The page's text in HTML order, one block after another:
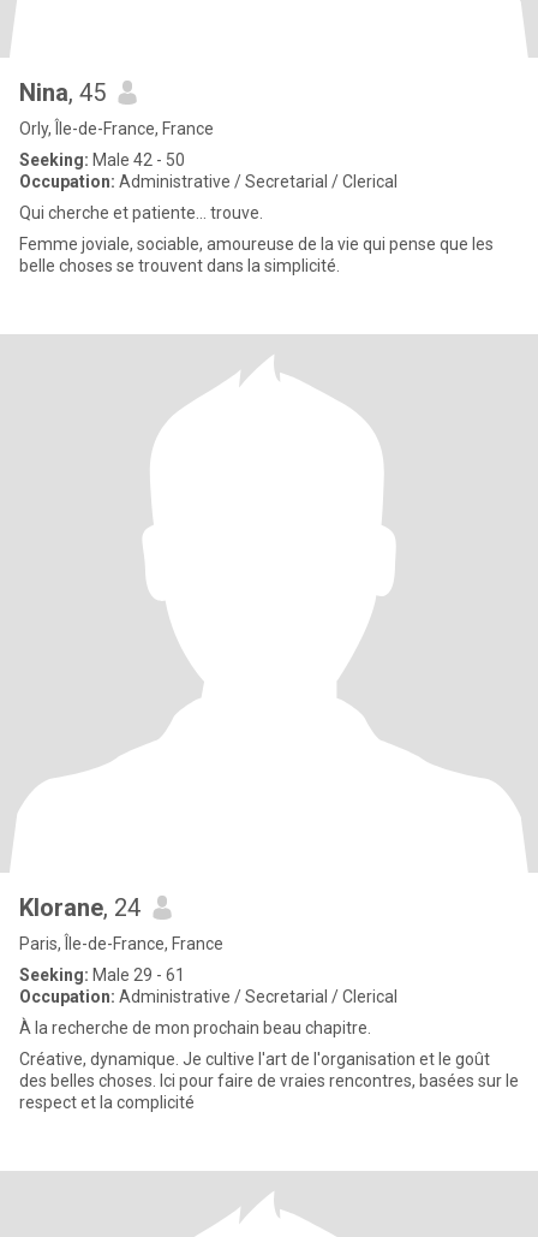
Nina, 45
Orly, Île-de-France, France
Seeking: Male 42 - 50
Occupation: Administrative / Secretarial / Clerical
Qui cherche et patiente... trouve.
Femme joviale, sociable, amoureuse de la vie qui pense que les
belle choses se trouvent dans la simplicité.
Klorane, 24
Paris, Île-de-France, France
Seeking: Male 29 - 61
Occupation: Administrative / Secretarial / Clerical
À la recherche de mon prochain beau chapitre.
Créative, dynamique. Je cultive l'art de l'organisation et le goût
des belles choses. Ici pour faire de vraies rencontres, basées sur le
respect et la complicité